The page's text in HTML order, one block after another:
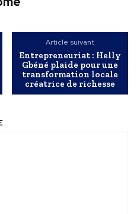
Article suivant
Entrepreneuriat : Helly
Gbéné plaide pour une
transformation locale
créatrice de richesse